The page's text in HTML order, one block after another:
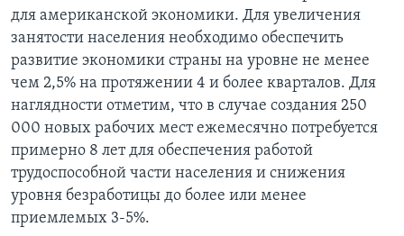
для американской экономики. Для увеличения
занятости населения необходимо обеспечить
развитие экономики страны на уровне не менее
чем 2,5% на протяжении 4 и более кварталов. Для
наглядности отметим, что в случае создания 250
000 новых рабочих мест ежемесячно потребуется
примерно 8 лет для обеспечения работой
трудоспособной части населения и снижения
уровня безработицы до более или менее
приемлемых 3-5%.